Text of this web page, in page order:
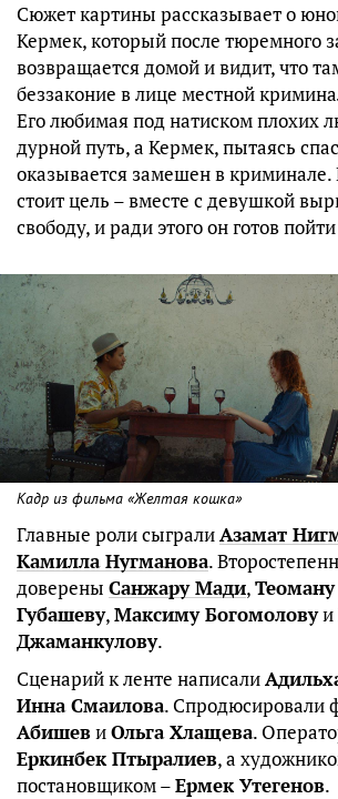
Сюжет картины рассказывает о
Кермек, который после тюремного
возвращается домой и видит, что
беззаконие в лице местной
Его любимая под натиском плохих
дурной путь, а Кермек, пытаясь
оказывается замешен в
стоит цель – вместе с девушкой
свободу, и ради этого он готов
Кадр из фильма «Желтая кошка»
Главные роли сыгралиАзамат
Камилла Нугманова.
доверены Санжару Мади,Теоману
Губашеву,Максиму Богомоловуи
Джаманкулову.
Сценарий к ленте написали
Инна Смаилова. Спродюсировали
АбишевиОльга Хлащева.
Еркинбек Птыралиев, а
постановщиком –Ермек Утегенов.